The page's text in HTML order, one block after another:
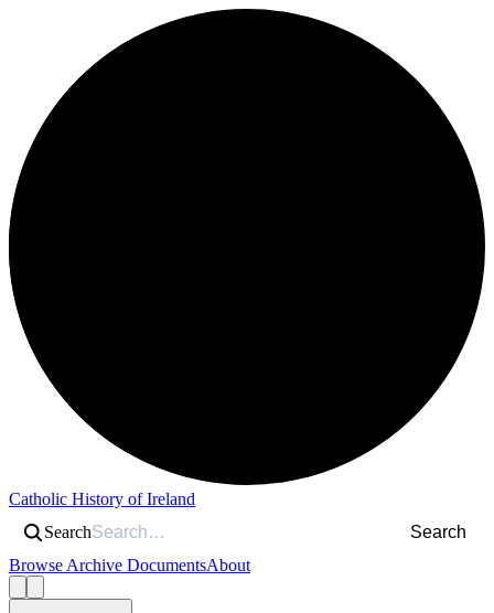
Catholic History of Ireland
Search
Search
Browse Archive DocumentsAbout